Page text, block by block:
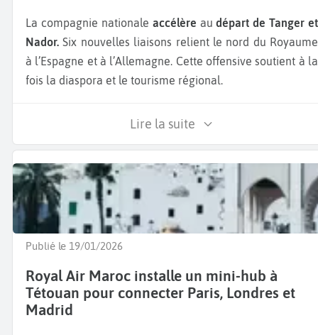
La compagnie nationale accélère audépart de Tanger et
Nador.Six nouvelles liaisons relient le nord du Royaume
à l’Espagne et à l’Allemagne. Cette offensive soutient à la
fois la diaspora et le tourisme régional.
Lire la suite
Publié le 19/01/2026
Royal Air Maroc installe un mini-hub à
Tétouan pour connecter Paris, Londres et
Madrid